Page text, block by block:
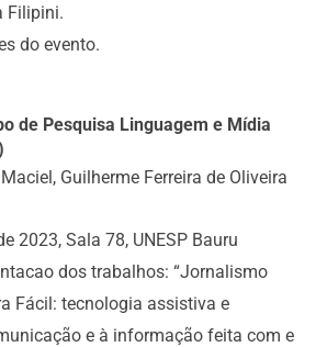
Filipini.
do evento.
de Pesquisa Linguagem e Mídia
Guilherme Ferreira de Oliveira
2023, Sala 78, UNESP Bauru
dos trabalhos: “Jornalismo
Fácil: tecnologia assistiva e
e à informação feita com e